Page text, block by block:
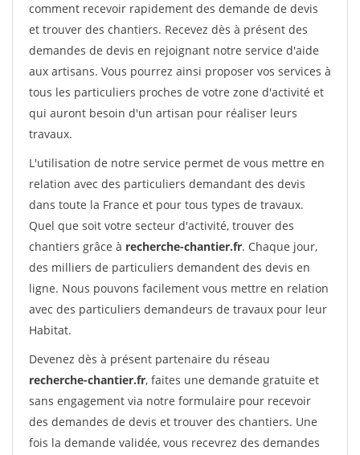
comment recevoir rapidement des demande de devis
et trouver des chantiers. Recevez dès à présent des
demandes de devis en rejoignant notre service d'aide
aux artisans. Vous pourrez ainsi proposer vos services à
tous les particuliers proches de votre zone d'activité et
qui auront besoin d'un artisan pour réaliser leurs
travaux.
L'utilisation de notre service permet de vous mettre en
relation avec des particuliers demandant des devis
dans toute la France et pour tous types de travaux.
Quel que soit votre secteur d'activité, trouver des
chantiers grâce à recherche-chantier.fr. Chaque jour,
des milliers de particuliers demandent des devis en
ligne. Nous pouvons facilement vous mettre en relation
avec des particuliers demandeurs de travaux pour leur
Habitat.
Devenez dès à présent partenaire du réseau
recherche-chantier.fr, faites une demande gratuite et
sans engagement via notre formulaire pour recevoir
des demandes de devis et trouver des chantiers. Une
fois la demande validée, vous recevrez des demandes